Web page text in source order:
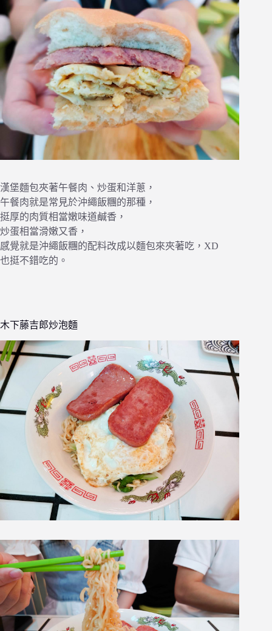
漢堡麵包夾著午餐肉、炒蛋和洋蔥，
午餐肉就是常見於沖繩飯糰的那種，
挺厚的肉質相當嫩味道鹹香，
炒蛋相當滑嫩又香，
感覺就是沖繩飯糰的配料改成以麵包來夾著吃，XD
也挺不錯吃的。
木下藤吉郎炒泡麵